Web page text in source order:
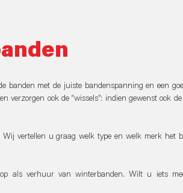
banden met de juiste bandenspanning en een
verzorgen ook de “wissels”: indien gewenst ook
vertellen u graag welk type en welk merk het
als verhuur van winterbanden. Wilt u iets